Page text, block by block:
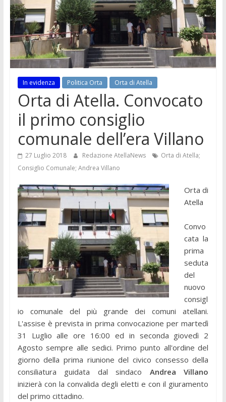
In evidenza Politica Orta Orta di Atella
Orta di Atella. Convocato
il primo consiglio
comunale dell’era Villano
27 Luglio 2018 Redazione AtellaNews
Orta di Atella;
Consiglio Comunale; Andrea Villano
Orta di
Atella
Convo
cata la
prima
seduta
del
nuovo
consigl
io comunale del più grande dei comuni atellani.
L'assise è prevista in prima convocazione per martedì
31 Luglio alle ore 16:00 ed in seconda giovedì 2
Agosto sempre alle sedici. Primo punto all'ordine del
giorno della prima riunione del civico consesso della
consiliatura guidata dal sindaco Andrea Villano
inizierà con la convalida degli eletti e con il giuramento
del primo cittadino.